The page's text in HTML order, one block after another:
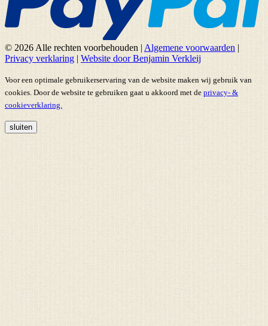
© 2026 Alle rechten voorbehouden | Algemene voorwaarden |
Privacy verklaring | Website door Benjamin Verkleij
Voor een optimale gebruikerservaring van de website maken wij gebruik van
cookies. Door de website te gebruiken gaat u akkoord met de privacy- &
cookieverklaring.
sluiten